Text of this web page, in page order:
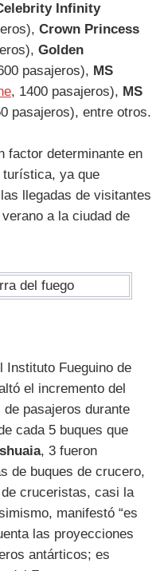
Infinity
Crown Princess
Golden
pasajeros), MS
, 1400 pasajeros), MS
pasajeros), entre otros.
factor determinante en
turística, ya que
llegadas de visitantes
a la ciudad de
Instituto Fueguino de
el incremento del
pasajeros durante
cada 5 buques que
, 3 fueron
de buques de crucero,
cruceristas, casi la
manifestó “es
las proyecciones
antárticos; es